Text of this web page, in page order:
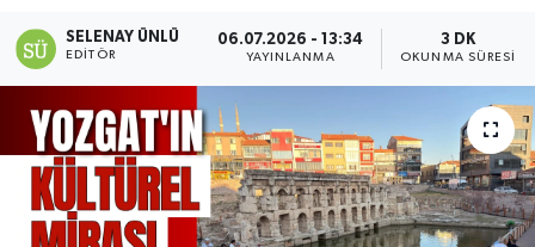
SELENAY ÜNLÜ
EDITÖR
06.07.2026 - 13:34
YAYINLANMA
3 DK
OKUNMA SÜRESI